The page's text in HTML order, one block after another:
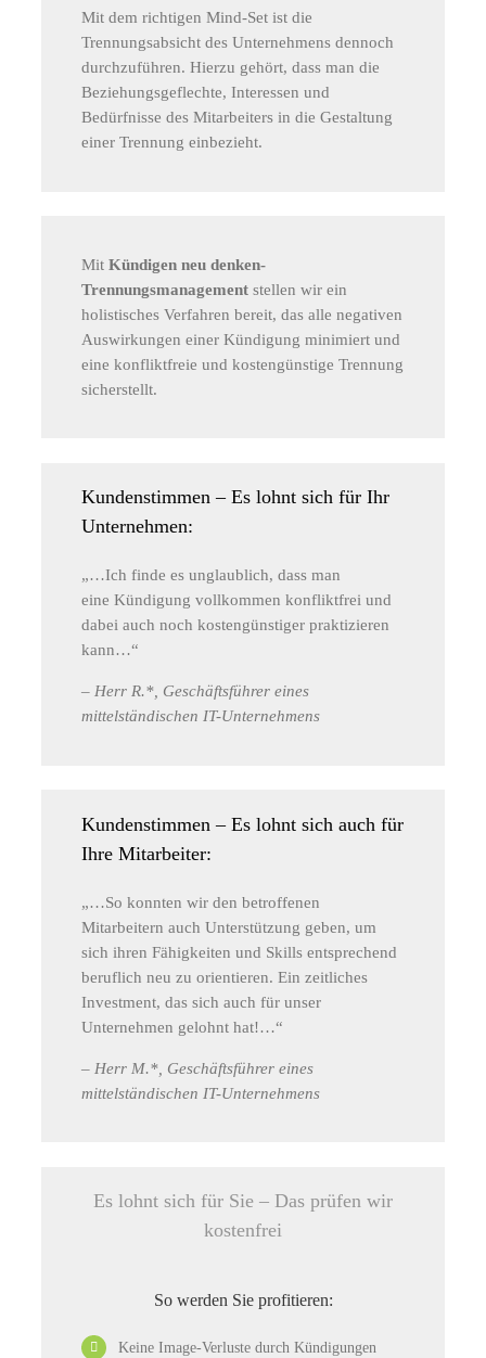
Mit dem richtigen Mind-Set ist die
Trennungsabsicht des Unternehmens dennoch
durchzuführen. Hierzu gehört, dass man die
Beziehungsgeflechte, Interessen und
Bedürfnisse des Mitarbeiters in die Gestaltung
einer Trennung einbezieht.
MitKündigen neu denken-
Trennungsmanagementstellen wir ein
holistisches Verfahren bereit, das alle negativen
Auswirkungen einer Kündigung minimiert und
eine konfliktfreie und kostengünstige Trennung
sicherstellt.
Kundenstimmen – Es lohnt sich für Ihr
Unternehmen:
„…Ich finde es unglaublich, dass man
eine Kündigung vollkommen konfliktfrei und
dabei auch noch kostengünstiger praktizieren
kann…“
– Herr R.*, Geschäftsführer eines
mittelständischen IT-Unternehmens
Kundenstimmen – Es lohnt sich auch für
Ihre Mitarbeiter:
„…So konnten wir den betroffenen
Mitarbeitern auch Unterstützung geben, um
sich ihren Fähigkeiten und Skills entsprechend
beruflich neu zu orientieren. Ein zeitliches
Investment, das sich auch für unser
Unternehmen gelohnt hat!…“
– Herr M.*, Geschäftsführer eines
mittelständischen IT-Unternehmens
Es lohnt sich für Sie – Das prüfen wir
kostenfrei
So werden Sie profitieren:
Keine Image-Verluste durch Kündigungen